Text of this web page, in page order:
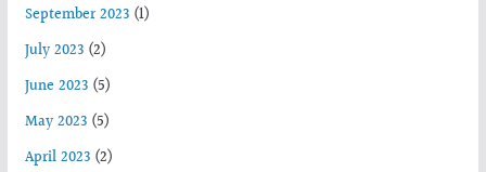
September 2023(1)
July 2023(2)
June 2023(5)
May 2023(5)
April 2023(2)